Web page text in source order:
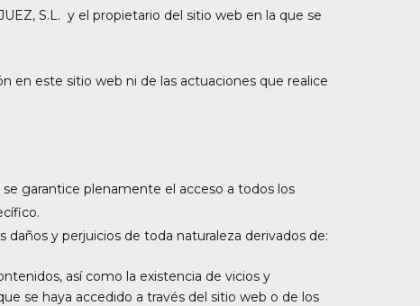
S.L. y el propietario del sitio web en la que se
en este sitio web ni de las actuaciones que realice
garantice plenamente el acceso a todos los
daños y perjuicios de toda naturaleza derivados de:
así como la existencia de vicios y
se haya accedido a través del sitio web o de los